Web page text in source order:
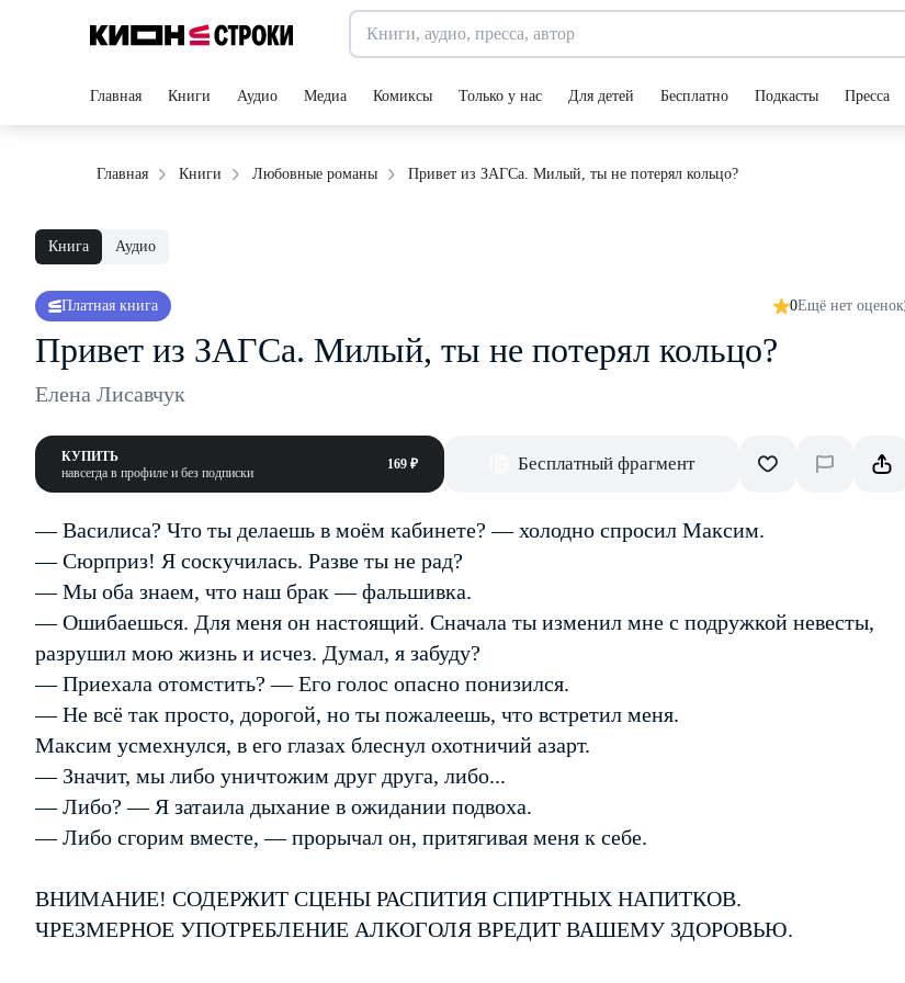
Главная Книги Аудио Медиа Комиксы Только у нас Для детей Бесплатно Подкасты Пресса
Главная Книги Любовные романы Привет из ЗАГСа. Милый, ты не потерял кольцо?
Книга Аудио
Платная книга 0Ещё нет оценок
Привет из ЗАГСа. Милый, ты не потерял кольцо?
Елена Лисавчук
КУПИТЬ
навсегда в профиле и без подписки
169 ₽ Бесплатный фрагмент
— Василиса? Что ты делаешь в моём кабинете? — холодно спросил Максим.
— Сюрприз! Я соскучилась. Разве ты не рад?
— Мы оба знаем, что наш брак — фальшивка.
— Ошибаешься. Для меня он настоящий. Сначала ты изменил мне с подружкой невесты,
разрушил мою жизнь и исчез. Думал, я забуду?
— Приехала отомстить? — Его голос опасно понизился.
— Не всё так просто, дорогой, но ты пожалеешь, что встретил меня.
Максим усмехнулся, в его глазах блеснул охотничий азарт.
— Значит, мы либо уничтожим друг друга, либо...
— Либо? — Я затаила дыхание в ожидании подвоха.
— Либо сгорим вместе, — прорычал он, притягивая меня к себе.
ВНИМАНИЕ! СОДЕРЖИТ СЦЕНЫ РАСПИТИЯ СПИРТНЫХ НАПИТКОВ.
ЧРЕЗМЕРНОЕ УПОТРЕБЛЕНИЕ АЛКОГОЛЯ ВРЕДИТ ВАШЕМУ ЗДОРОВЬЮ.